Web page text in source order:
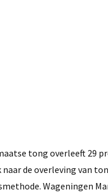
tong overleeft
de overleving van
Wageningen